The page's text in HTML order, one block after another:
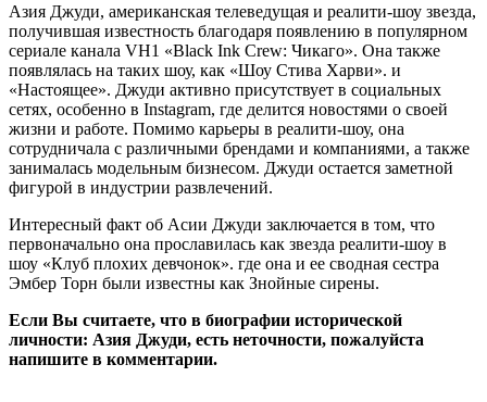
Азия Джуди, американская телеведущая и реалити-шоу звезда,
получившая известность благодаря появлению в популярном
сериале канала VH1 «Black Ink Crew: Чикаго». Она также
появлялась на таких шоу, как «Шоу Стива Харви». и
«Настоящее». Джуди активно присутствует в социальных
сетях, особенно в Instagram, где делится новостями о своей
жизни и работе. Помимо карьеры в реалити-шоу, она
сотрудничала с различными брендами и компаниями, а также
занималась модельным бизнесом. Джуди остается заметной
фигурой в индустрии развлечений.
Интересный факт об Асии Джуди заключается в том, что
первоначально она прославилась как звезда реалити-шоу в
шоу «Клуб плохих девчонок». где она и ее сводная сестра
Эмбер Торн были известны как Знойные сирены.
Если Вы считаете, что в биографии исторической
личности: Азия Джуди, есть неточности, пожалуйста
напишите в комментарии.